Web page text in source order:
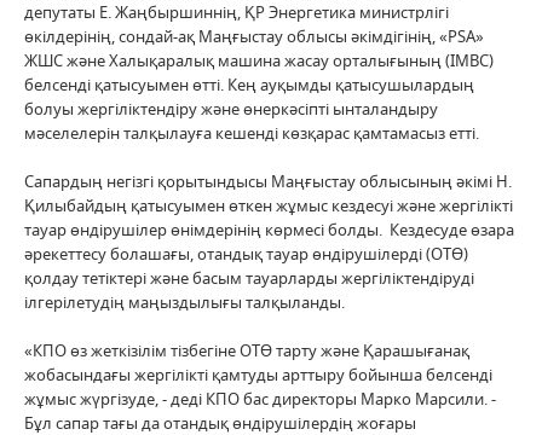
депутаты Е. Жаңбыршиннің, ҚР Энергетика министрлігі
өкілдерінің, сондай-ақ Маңғыстау облысы әкімдігінің, «PSA»
ЖШС және Халықаралық машина жасау орталығының (IMBC)
белсенді қатысуымен өтті. Кең ауқымды қатысушылардың
болуы жергіліктендіру және өнеркәсіпті ынталандыру
мәселелерін талқылауға кешенді көзқарас қамтамасыз етті.
Сапардың негізгі қорытындысы Маңғыстау облысының әкімі Н.
Қилыбайдың қатысуымен өткен жұмыс кездесуі және жергілікті
тауар өндірушілер өнімдерінің көрмесі болды. Кездесуде өзара
әрекеттесу болашағы, отандық тауар өндірушілерді (ОТӨ)
қолдау тетіктері және басым тауарларды жергіліктендіруді
ілгерілетудің маңыздылығы талқыланды.
«КПО өз жеткізілім тізбегіне ОТӨ тарту және Қарашығанақ
жобасындағы жергілікті қамтуды арттыру бойынша белсенді
жұмыс жүргізуде, - деді КПО бас директоры Марко Марсили. -
Бұл сапар тағы да отандық өндірушілердің жоғары